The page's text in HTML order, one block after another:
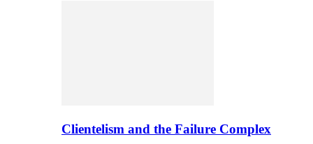
Clientelism and the Failure Complex